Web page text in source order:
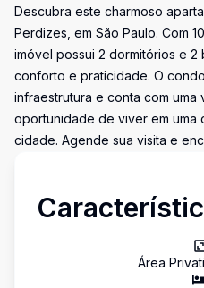
Descubra este charmoso
Perdizes, em São Paulo. Com
imóvel possui 2 dormitórios e
conforto e praticidade. O
infraestrutura e conta com
oportunidade de viver em uma
cidade. Agende sua visita e
Área